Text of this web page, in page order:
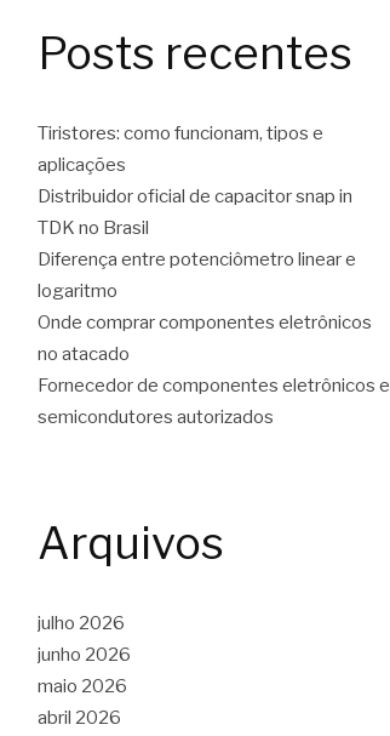
Posts recentes
Tiristores: como funcionam, tipos e
aplicações
Distribuidor oficial de capacitor snap in
TDK no Brasil
Diferença entre potenciômetro linear e
logaritmo
Onde comprar componentes eletrônicos
no atacado
Fornecedor de componentes eletrônicos e
semicondutores autorizados
Arquivos
julho 2026
junho 2026
maio 2026
abril 2026